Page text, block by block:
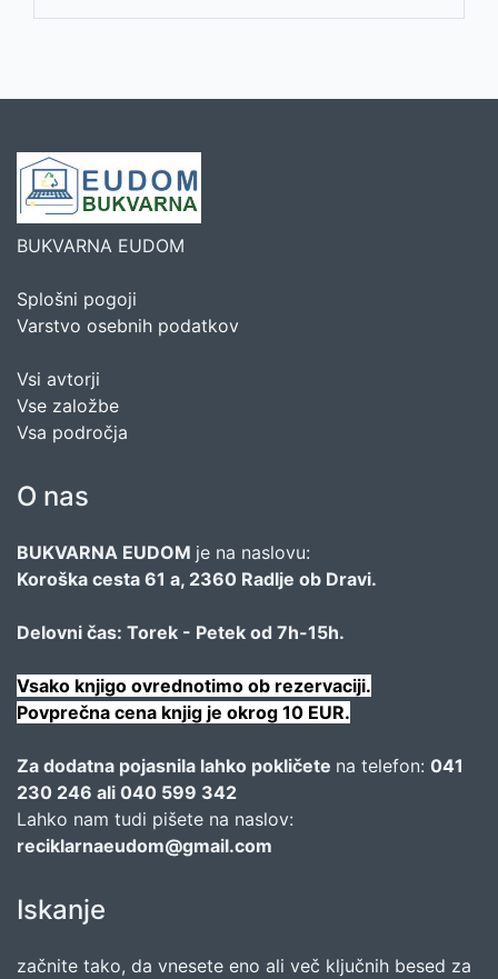
BUKVARNA EUDOM
Splošni pogoji
Varstvo osebnih podatkov
Vsi avtorji
Vse založbe
Vsa področja
O nas
BUKVARNA EUDOM je na naslovu:
Koroška cesta 61 a, 2360 Radlje ob Dravi.
Delovni čas: Torek - Petek od 7h-15h.
Vsako knjigo ovrednotimo ob rezervaciji.
Povprečna cena knjig je okrog 10 EUR.
Za dodatna pojasnila lahko pokličete na telefon: 041
230 246 ali 040 599 342
Lahko nam tudi pišete na naslov:
reciklarnaeudom@gmail.com
Iskanje
začnite tako, da vnesete eno ali več ključnih besed za